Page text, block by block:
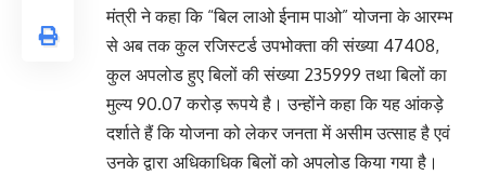
मंत्री ने कहा कि “बिल लाओ ईनाम पाओ” योजना के आरम्भ
से अब तक कुल रजिस्टर्ड उपभोक्ता की संख्या 47408,
कुल अपलोड हुए बिलों की संख्या 235999 तथा बिलों का
मुल्य 90.07 करोड़ रूपये है। उन्होंने कहा कि यह आंकड़े
दर्शाते हैं कि योजना को लेकर जनता में असीम उत्साह है एवं
उनके द्वारा अधिकाधिक बिलों को अपलोड किया गया है।